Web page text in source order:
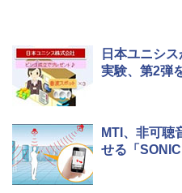
日本ユニシ
実験、第2弾
MTI、非可聴
せる「